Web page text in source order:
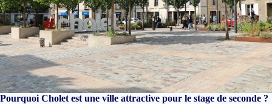
Pourquoi Cholet est une ville attractive pour le stage de seconde ?